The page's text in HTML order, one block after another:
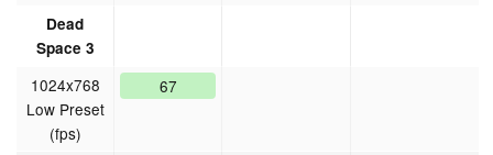
Dead
Space 3
1024x768
Low Preset
(fps)
67